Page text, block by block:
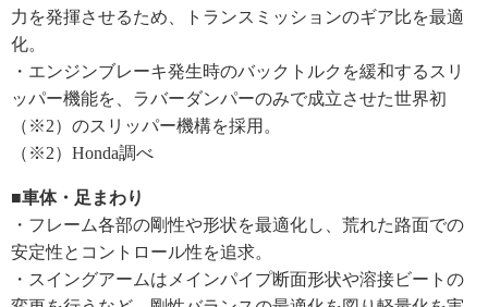
力を発揮させるため、トランスミッションのギア比を最適
化。
・エンジンブレーキ発生時のバックトルクを緩和するスリ
ッパー機能を、ラバーダンパーのみで成立させた世界初
（※2）のスリッパー機構を採用。
（※2）Honda調べ
■車体・足まわり
・フレーム各部の剛性や形状を最適化し、荒れた路面での
安定性とコントロール性を追求。
・スイングアームはメインパイプ断面形状や溶接ビートの